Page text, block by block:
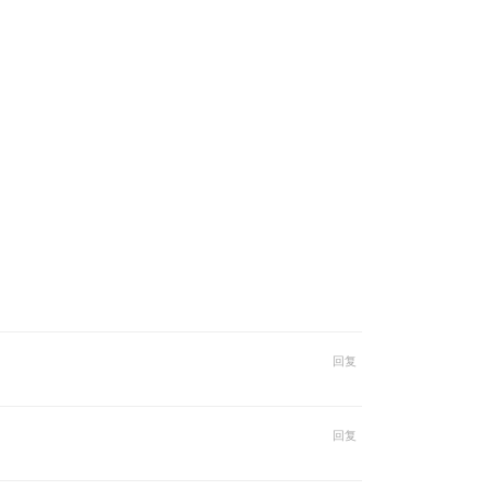
回复
回复